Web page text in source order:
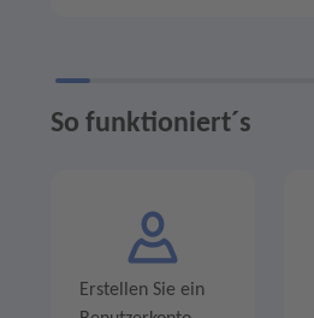
So funktioniert´s
Erstellen Sie ein